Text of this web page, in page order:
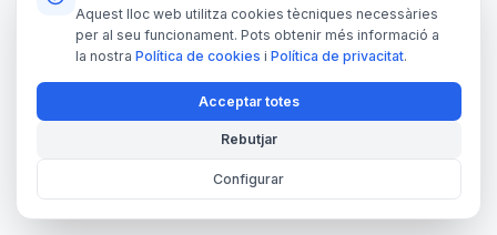
Aquest lloc web utilitza cookies tècniques necessàries
per al seu funcionament. Pots obtenir més informació a
la nostra Política de cookies i Política de privacitat.
Acceptar totes
Rebutjar
Configurar